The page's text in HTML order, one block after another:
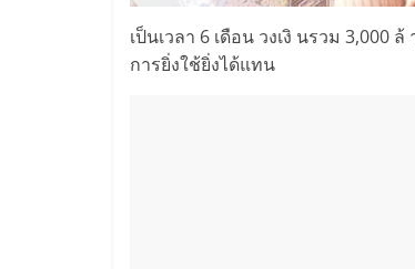
เป็นเวลา 6 เดือน วงเงิ นรวม
การยิ่งใช้ยิ่งได้แทน